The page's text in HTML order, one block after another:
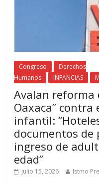
Congreso
Derechos
Humanos
INFANCIAS
Avalan reforma
Oaxaca”
infantil:
documentos de
ingreso de
edad”
julio 15, 2026 Istmo